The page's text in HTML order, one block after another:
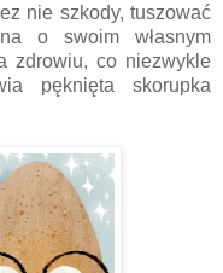
nie szkody, tuszować
o swoim własnym
zdrowiu, co niezwykle
pęknięta skorupka